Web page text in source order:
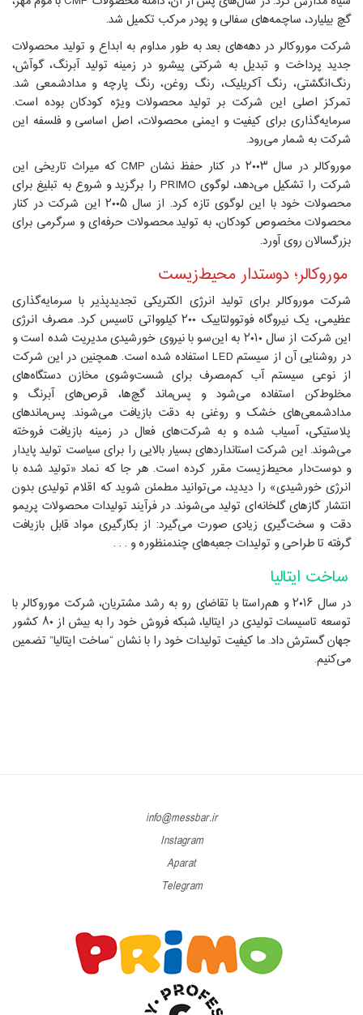
گچ بیلیارد، ساچمه‌های سفالی و پودر مرکب تکمیل شد.
شرکت موروکالر در دهه‌های بعد به طور مداوم به ابداع و تولید محصولات
جدید پرداخت و تبدیل به شرکتی پیشرو در زمینه تولید آبرنگ،‌ گوآش،‌
رنگ‌انگشتی، رنگ آکریلیک، رنگ روغن،‌ رنگ پارچه و مدادشمعی شد.
تمرکز اصلی این شرکت بر تولید محصولات ویژه کودکان بوده است.
سرمایه‌گذاری برای کیفیت و ایمنی محصولات، اصل اساسی و فلسفه این
شرکت به شمار می‌رود.
موروکالر در سال ۲۰۰۳ در کنار حفظ نشان CMP که میراث تاریخی این
شرکت را تشکیل می‌دهد، لوگوی PRIMO را برگزید و شروع به تبلیغ برای
محصولات خود با این لوگوی تازه کرد. از سال ۲۰۰۵ این شرکت در کنار
محصولات مخصوص کودکان، به تولید محصولات حرفه‌ای و سرگرمی برای
بزرگسالان روی آورد.
موروکالر؛ دوستدار محیط‌زیست
شرکت موروکالر برای تولید انرژی الکتریکی تجدیدپذیر با سرمایه‌گذاری
عظیمی، یک نیروگاه فوتوولتاییک ۲۰۰ کیلوواتی تاسیس کرد. مصرف انرژی
این شرکت از سال ۲۰۱۰ به این‌سو با نیروی خورشیدی مدیریت شده است و
در روشنایی آن از سیستم LED استفاده شده است. همچنین در این شرکت
از نوعی سیستم آب کم‌مصرف برای شست‌وشوی مخازن دستگاه‌های
مخلوط‌کن‌‌ استفاده می‌شود و پس‌ماند گچ‌ها، قرص‌های آبرنگ و
مدادشمعی‌های خشک و روغنی به دقت بازیافت می‌شوند. پس‌ماندهای
پلاستیکی، آسیاب شده و به شرکت‌های فعال در زمینه بازیافت فروخته
می‌شوند. این شرکت استانداردهای بسیار بالایی را برای سیاست تولید پایدار
و دوست‌دار محیط‌زیست مقرر کرده است. هر جا که نماد «تولید شده با
انرژی خورشیدی» را دیدید، می‌توانید مطمئن شوید که اقلام تولیدی بدون
انتشار گازهای گلخانه‌ای تولید می‌شوند. در فرآیند تولیدات محصولات پریمو
دقت و سخت‌گیری زیادی صورت می‌گیرد: از بکارگیری مواد قابل بازیافت
گرفته تا طراحی و تولیدات جعبه‌های چندمنظوره و . . .
ساخت ایتالیا
در سال ۲۰۱۶ و هم‌راستا با تقاضای رو به رشد مشتریان، شرکت موروکالر با
توسعه تاسیسات تولیدی در ایتالیا، شبکه فروش خود را به بیش از ۸۰ کشور
جهان گسترش داد. ما کیفیت تولیدات خود را با نشان “ساخت ایتالیا” تضمین
می‌کنیم.
info@messbar.ir
Instagram
Aparat
Telegram